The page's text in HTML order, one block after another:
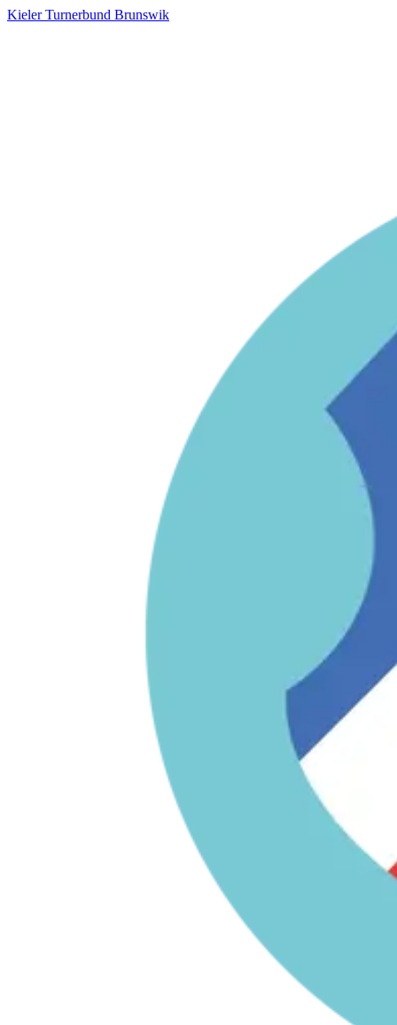
Kieler Turnerbund Brunswik